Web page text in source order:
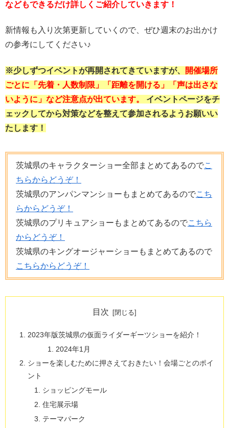
などもできるだけ詳しくご紹介していきます！
新情報も入り次第更新していくので、ぜひ週末のお出かけ
の参考にしてください♪
※少しずつイベントが再開されてきていますが、
開催場所
ごとに「先着・人数制限」「距離を開ける」「声は出さな
いように」など注意点が出ています。 イベントページをチ
ェックしてから対策などを整えて参加されるようお願いい
たします！
茨城県のキャラクターショー全部まとめてあるのでこ
ちらからどうぞ！
茨城県のアンパンマンショーもまとめてあるのでこち
らからどうぞ！
茨城県のプリキュアショーもまとめてあるのでこちら
からどうぞ！
茨城県のキングオージャーショーもまとめてあるので
こちらからどうぞ！
目次
2023年版茨城県の仮面ライダーギーツショーを紹介！
2024年1月
ショーを楽しむために押さえておきたい！会場ごとのポイ
ント
ショッピングモール
住宅展示場
テーマパーク